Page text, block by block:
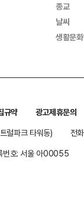
종교
날씨
생활문
규약
광고제휴문의
럴파크 타워동)
전
번호: 서울 아00055